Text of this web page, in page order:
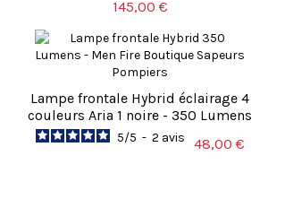
145,00 €
Lampe frontale Hybrid éclairage 4
couleurs Aria 1 noire - 350 Lumens
5/5 - 2 avis 48,00 €